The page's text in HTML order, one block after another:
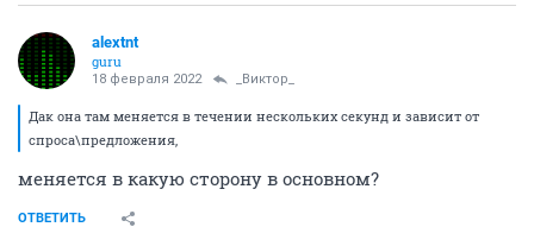
alextnt
guru
18 февраля 2022 _Виктор_
Дак она там меняется в течении нескольких секунд и зависит от
спроса\предложения,
меняется в какую сторону в основном?
ОТВЕТИТЬ